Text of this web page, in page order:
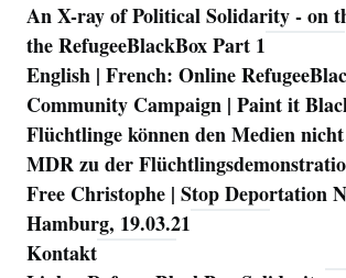
Navigation
An X-ray of Political Solidarity - on
the RefugeeBlackBox Part 1
English | French: Online
Community Campaign | Paint it
Flüchtlinge können den Medien
MDR zu der
Free Christophe | Stop Deportation
Hamburg, 19.03.21
Kontakt